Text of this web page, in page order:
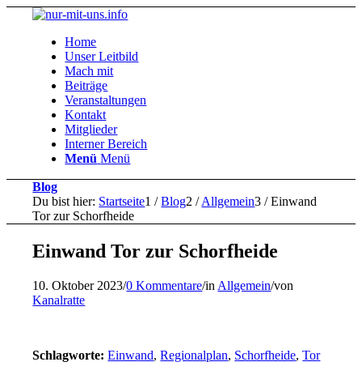
Home
Unser Leitbild
Mach mit
Beiträge
Veranstaltungen
Kontakt
Mitglieder
Interner Bereich
Menü Menü
Blog
Du bist hier: Startseite1 / Blog2 / Allgemein3 / Einwand
Tor zur Schorfheide
Einwand Tor zur Schorfheide
10. Oktober 2023/0 Kommentare/in Allgemein/von
Kanalratte
Schlagworte: Einwand,Regionalplan, Schorfheide,Tor